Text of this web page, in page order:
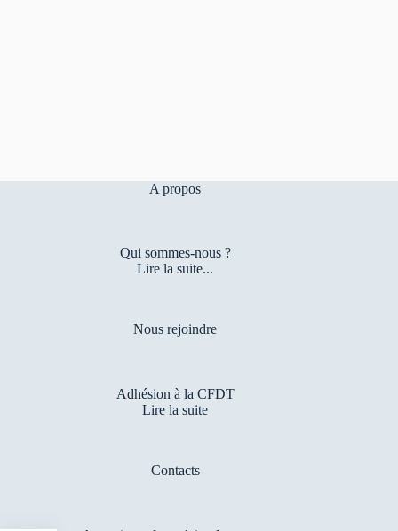
A propos
Qui sommes-nous ?
Lire la suite...
Nous rejoindre
Adhésion à la CFDT
Lire la suite
Contacts